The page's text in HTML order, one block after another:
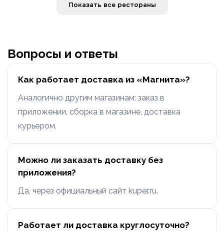
Показать все рестораны
Вопросы и ответы
Как работает доставка из «Магнита»?
Аналогично другим магазинам: заказ в
приложении, сборка в магазине, доставка
курьером.
Можно ли заказать доставку без
приложения?
Да, через официальный сайт kuper.ru.
Работает ли доставка круглосуточно?